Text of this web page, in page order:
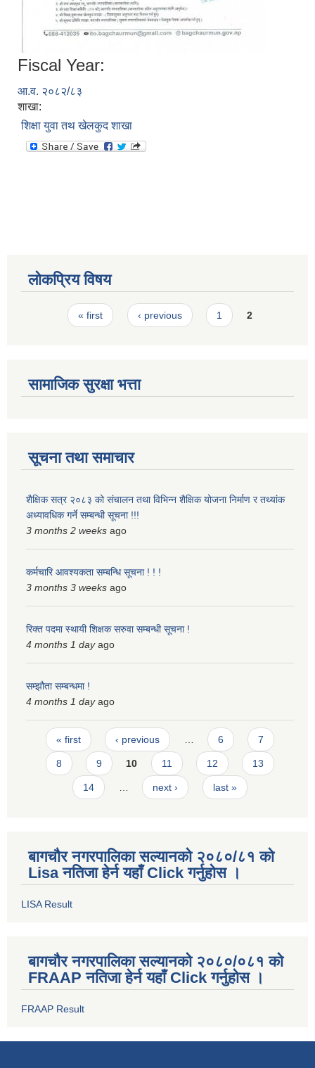
Fiscal Year:
आ.व. २०८२/८३
शाखा:
शिक्षा युवा तथ खेलकुद शाखा
लोकप्रिय विषय
Pages« first ‹ previous 1 2
सामाजिक सुरक्षा भत्ता
सूचना तथा समाचार
शैक्षिक सत्र २०८३ को संचालन तथा विभिन्न शैक्षिक योजना निर्माण र तथ्यांक
अध्यावधिक गर्ने सम्बन्धी सूचना !!!
3 months 2 weeks ago
कर्मचारि आवश्यकता सम्बन्धि सूचना ! ! !
3 months 3 weeks ago
रिक्त पदमा स्थायी शिक्षक सरुवा सम्बन्धी सूचना !
4 months 1 dayago
सम्झौता सम्बन्धमा !
4 months 1 dayago
Pages
« first ‹ previous … 6 7
8 9 10 11 12 13
14 … next › last »
बागचौर नगरपालिका सल्यानको २०८०/८१ को
Lisa नतिजा हेर्न यहाँ Click गर्नुहोस ।
LISA Result
बागचौर नगरपालिका सल्यानको २०८०/०८१ को
FRAAP नतिजा हेर्न यहाँ Click गर्नुहोस ।
FRAAP Result